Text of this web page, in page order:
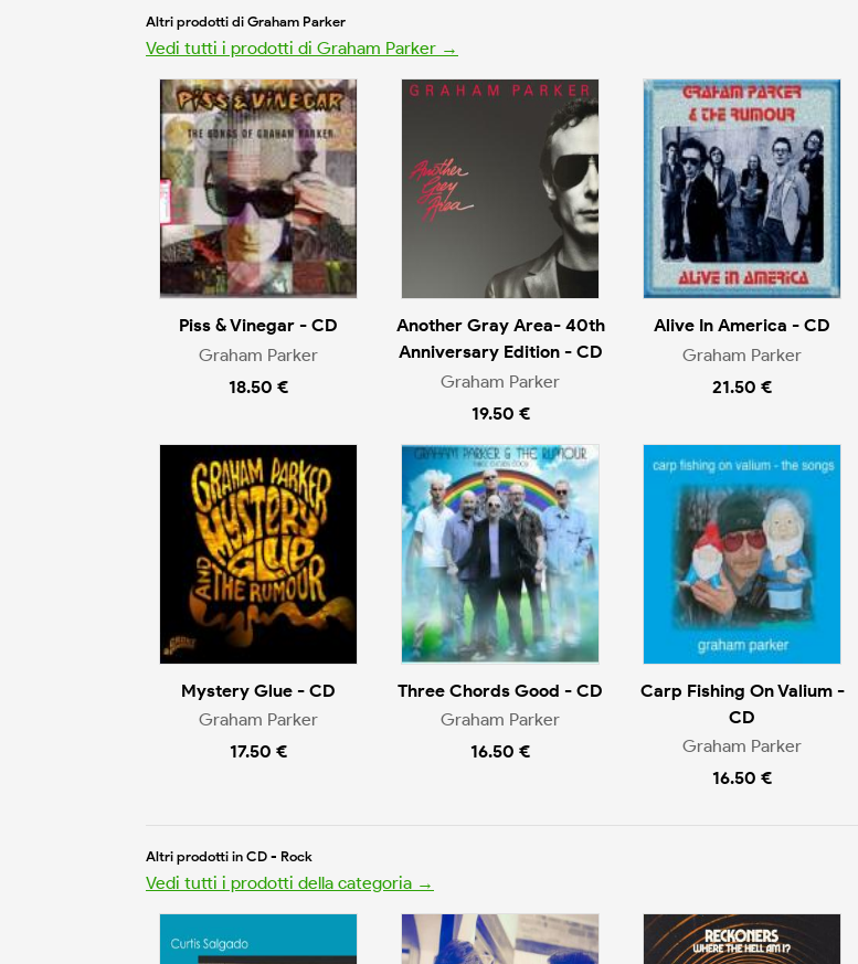
Altri prodotti di Graham Parker
Vedi tutti i prodotti di Graham Parker →
Piss & Vinegar - CD
Graham Parker
18.50 €
Another Gray Area- 40th
Anniversary Edition - CD
Graham Parker
19.50 €
Alive In America - CD
Graham Parker
21.50 €
Mystery Glue - CD
Graham Parker
17.50 €
Three Chords Good - CD
Graham Parker
16.50 €
Carp Fishing On Valium -
CD
Graham Parker
16.50 €
Altri prodotti in CD - Rock
Vedi tutti i prodotti della categoria →